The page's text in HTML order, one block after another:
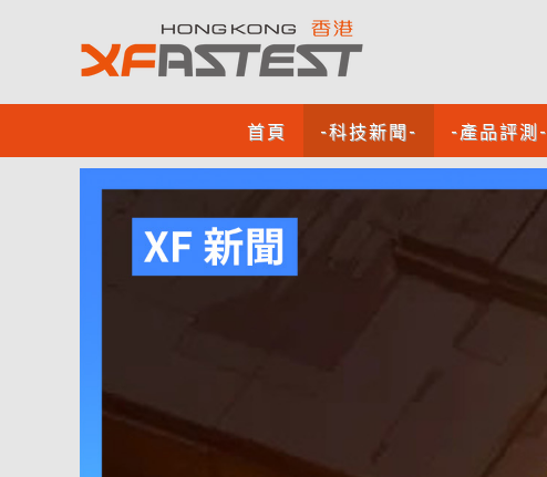
首頁 -科技新聞- -產品評測-